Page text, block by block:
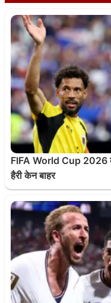
FIFA World Cup 2026
हैरी केन बाहर